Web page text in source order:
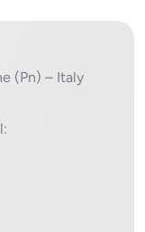
(Pn) – Italy